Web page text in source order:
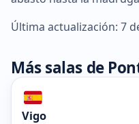
Última actualización: 7
Más salas de
Vigo